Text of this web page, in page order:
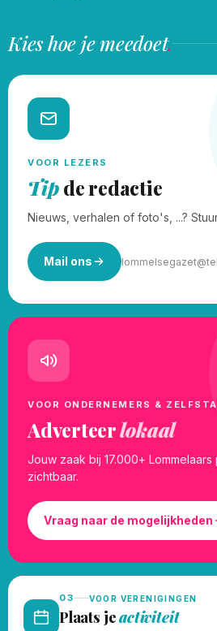
Kies hoe je meedoet.
VOOR LEZERS
Tipde redactie
Nieuws, verhalen of foto's, ...?
Mail ons
VOOR ONDERNEMERS &
Adverteerlokaal
Jouw zaak bij 17.000+
zichtbaar.
Vraag naar de mogelijkheden
03 VOOR VERENIGINGEN
Plaats jeactiviteit